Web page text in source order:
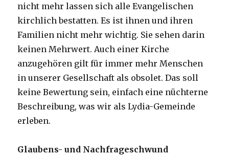
nicht mehr lassen sich alle Evangelischen
kirchlich bestatten. Es ist ihnen und ihren
Familien nicht mehr wichtig. Sie sehen darin
keinen Mehrwert. Auch einer Kirche
anzugehören gilt für immer mehr Menschen
in unserer Gesellschaft als obsolet. Das soll
keine Bewertung sein, einfach eine nüchterne
Beschreibung, was wir als Lydia-Gemeinde
erleben.
Glaubens- und Nachfrageschwund